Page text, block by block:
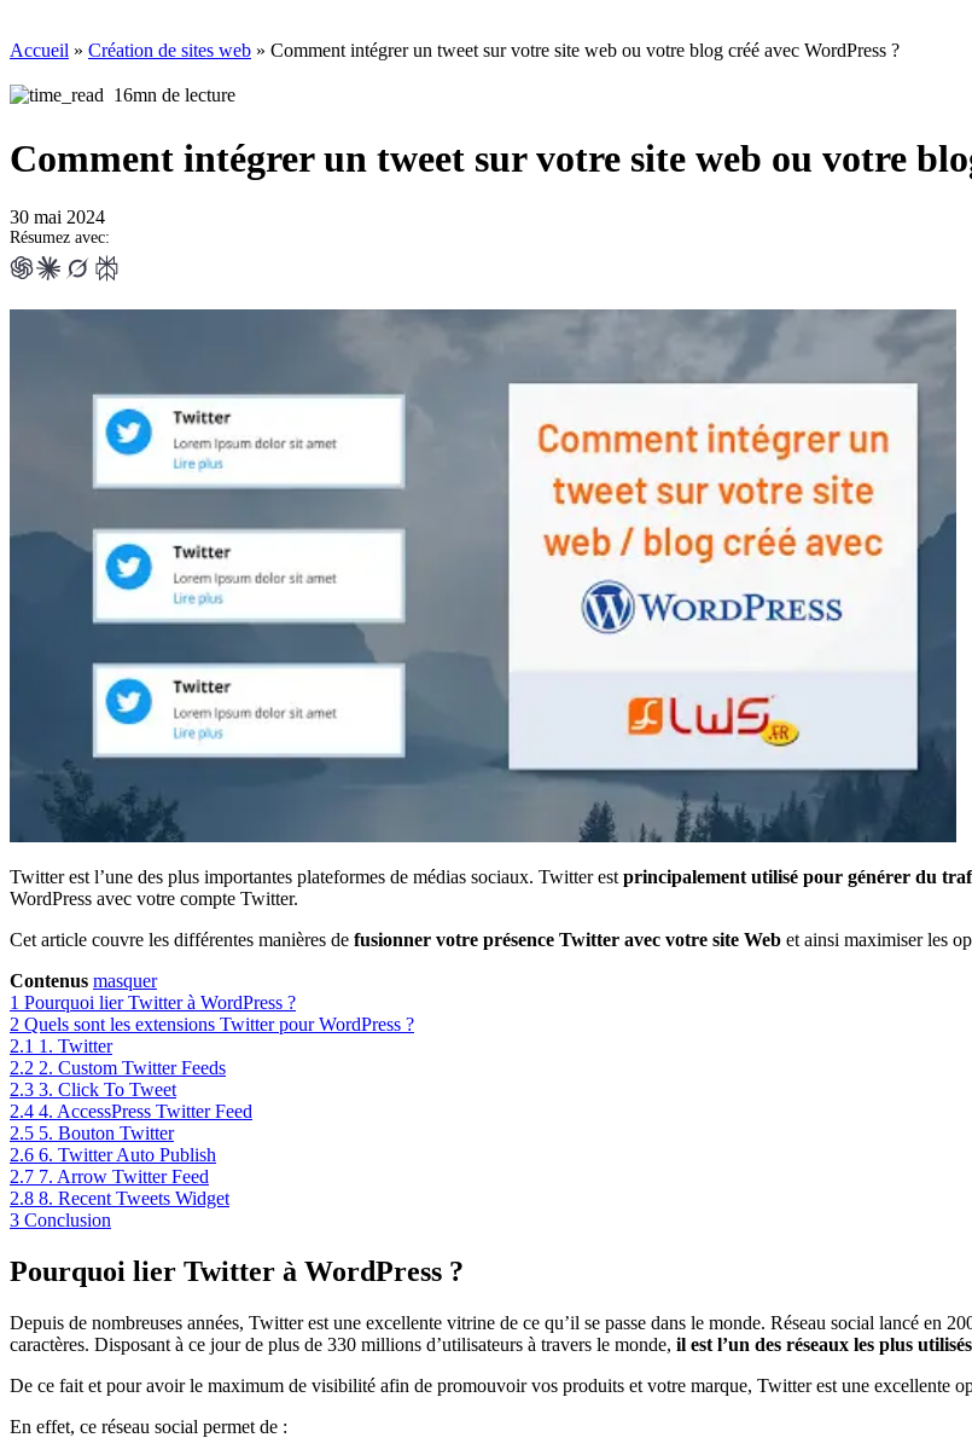
Accueil » Création de sites web » Comment intégrer un tweet sur votre site web ou votre blog créé avec WordPress ?
16mn de lecture
Comment intégrer un tweet sur votre site web ou votre
30 mai 2024
Résumez avec:
Twitter est l’une des plus importantes plateformes de médias sociaux. Twitter est principalement utilisé pour générer du
WordPress avec votre compte Twitter.
Cet article couvre les différentes manières de fusionner votre présence Twitter avec votre site Web et ainsi maximiser les
Contenus masquer
1 Pourquoi lier Twitter à WordPress ?
2 Quels sont les extensions Twitter pour WordPress ?
2.1 1. Twitter
2.2 2. Custom Twitter Feeds
2.3 3. Click To Tweet
2.4 4. AccessPress Twitter Feed
2.5 5. Bouton Twitter
2.6 6. Twitter Auto Publish
2.7 7. Arrow Twitter Feed
2.8 8. Recent Tweets Widget
3 Conclusion
Pourquoi lier Twitter à WordPress ?
Depuis de nombreuses années, Twitter est une excellente vitrine de ce qu’il se passe dans le monde. Réseau social lancé en
caractères. Disposant à ce jour de plus de 330 millions d’utilisateurs à travers le monde, il est l’un des réseaux les plus utilisés
De ce fait et pour avoir le maximum de visibilité afin de promouvoir vos produits et votre marque, Twitter est une excellente
En effet, ce réseau social permet de :